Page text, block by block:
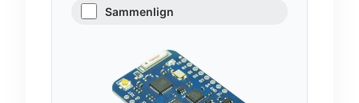
Sammenlign